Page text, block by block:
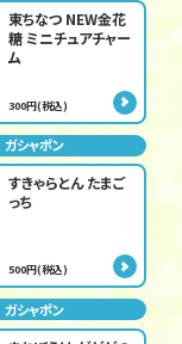
東ちなつ NEW金花
糖 ミニチュアチャー
ム
300円(税込)
ガシャポン
すきゃらとん たまご
っち
500円(税込)
ガシャポン